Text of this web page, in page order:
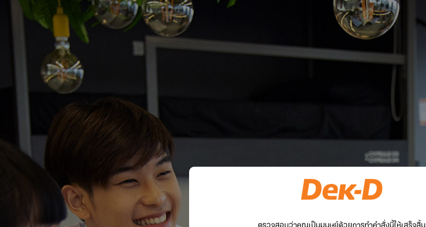
ตรวจสอบว่าคุณเป็นมนุษย์ด้วยการทำคำสั่งนี้ให้เสร็จสิ้น